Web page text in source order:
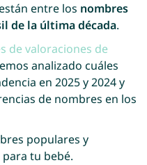
entre los nombres
de la última década.
de valoraciones de
analizado cuáles
en 2025 y 2024 y
de nombres en los
populares y
tu bebé.